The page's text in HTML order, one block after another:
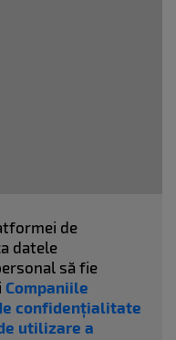
de
datele
să fie
Companiile
confidențialitate
utilizare a